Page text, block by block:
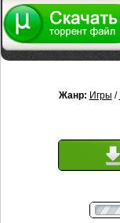
Жанр: Игры /